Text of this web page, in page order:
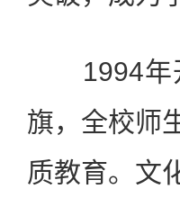
1994年开
旗，全校师
质教育。文